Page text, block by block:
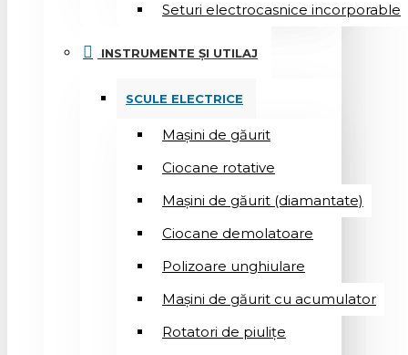
Seturi electrocasnice incorporable
INSTRUMENTE ȘI UTILAJ
SCULE ELECTRICE
Mașini de găurit
Ciocane rotative
Mașini de găurit (diamantate)
Ciocane demolatoare
Polizoare unghiulare
Mașini de găurit cu acumulator
Rotatori de piuliţe